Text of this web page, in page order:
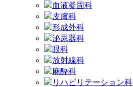
血液凝固科
皮膚科
形成外科
泌尿器科
眼科
放射線科
麻酔科
リハビリテーション科